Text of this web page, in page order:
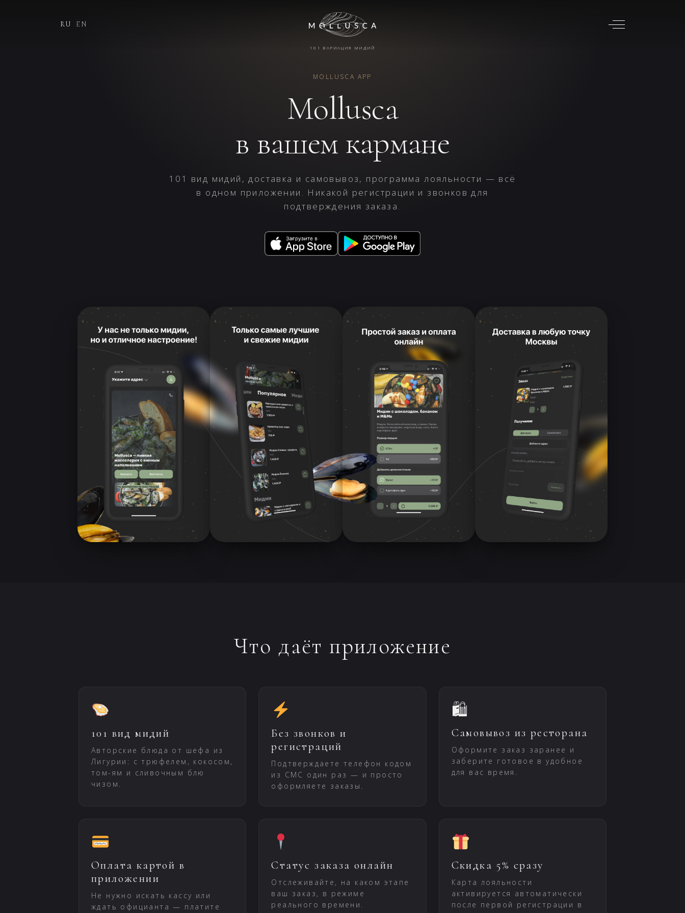
RU EN
101 ВАРИАЦИЯ МИДИЙ
MOLLUSCA APP
Mollusca
в вашем кармане
101 вид мидий, доставка и самовывоз, программа лояльности — всё
в одном приложении. Никакой регистрации и звонков для
подтверждения заказа.
Что даёт приложение
101 вид мидий
Авторские блюда от шефа из
Лигурии: с трюфелем, кокосом,
том-ям и сливочным блю
чизом.
Без звонков и
регистраций
Подтверждаете телефон кодом
из СМС один раз — и просто
оформляете заказы.
🛍
Самовывоз из ресторана
Оформите заказ заранее и
заберите готовое в удобное
для вас время.
Оплата картой в
приложении
Не нужно искать кассу или
ждать официанта — платите
Статус заказа онлайн
Отслеживайте, на каком этапе
ваш заказ, в режиме
реального времени.
Скидка 5% сразу
Карта лояльности
активируется автоматически
после первой регистрации в